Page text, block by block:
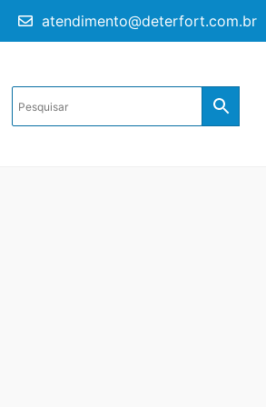
atendimento@deterfort.com.br